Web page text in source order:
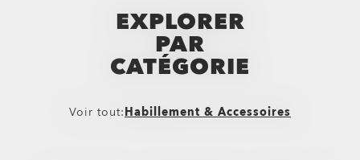
EXPLORER
PAR
CATÉGORIE
Voir tout:Habillement & Accessoires